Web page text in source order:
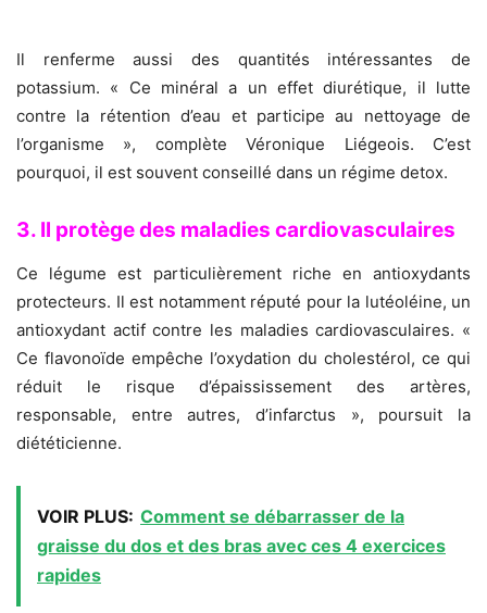
Il renferme aussi des quantités intéressantes de
potassium. « Ce minéral a un effet diurétique, il lutte
contre la rétention d’eau et participe au nettoyage de
l’organisme », complète Véronique Liégeois. C’est
pourquoi, il est souvent conseillé dans un régime detox.
3. Il protège des maladies cardiovasculaires
Ce légume est particulièrement riche en antioxydants
protecteurs. Il est notamment réputé pour la lutéoléine, un
antioxydant actif contre les maladies cardiovasculaires. «
Ce flavonoïde empêche l’oxydation du cholestérol, ce qui
réduit le risque d’épaississement des artères,
responsable, entre autres, d’infarctus », poursuit la
diététicienne.
VOIR PLUS: Comment se débarrasser de la
graisse du dos et des bras avec ces 4 exercices
rapides